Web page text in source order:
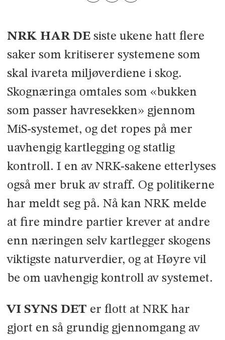
NRK HAR DEsiste ukene hatt flere
saker som kritiserer systemene som
skal ivareta miljøverdiene i skog.
Skognæringa omtales som «bukken
som passer havresekken» gjennom
MiS-systemet, og det ropes på mer
uavhengig kartlegging og statlig
kontroll. I en av NRK­-sakene etter­lyses
også mer bruk av straff. Og politikerne
har meldt seg på. Nå kan NRK melde
at fire mindre partier krever at andre
enn næringen selv kartlegger skogens
viktigste naturverdier, og at Høyre vil
be om uavhengig kontroll av systemet.
VI SYNS DET er flott at NRK har
gjort en så grundig gjennomgang av